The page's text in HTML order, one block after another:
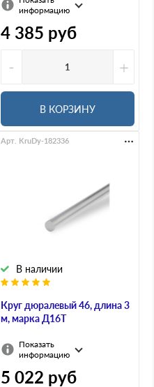
информацию
4 385 руб
-
+
В КОРЗИНУ
Круг дюралевый 46, длина 3
м, марка Д16Т
В наличии
Арт. KruDy-182336
Показать
информацию
5 022 руб